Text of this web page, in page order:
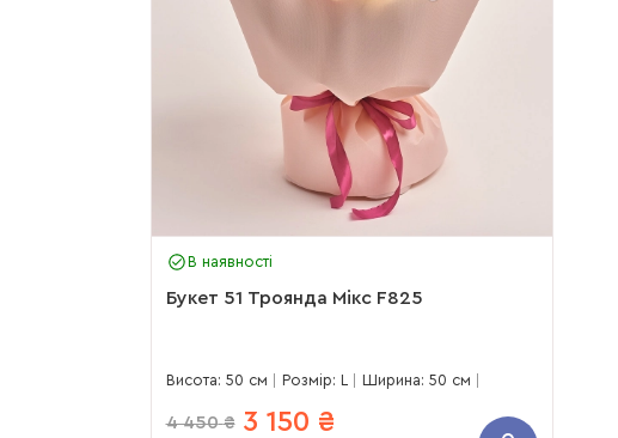
В наявності
Букет 51 Троянда Мікс F825
Висота: 50 см Розмір: L Ширина: 50 см
4 450 ₴ 3 150 ₴